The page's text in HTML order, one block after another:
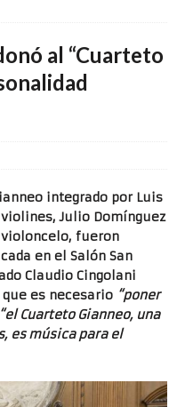
al “Cuarteto
integrado por Luis
Julio Domínguez
fueron
en el Salón San
Claudio Cingolani
es necesario “poner
“el Cuarteto Gianneo, una
es música para el